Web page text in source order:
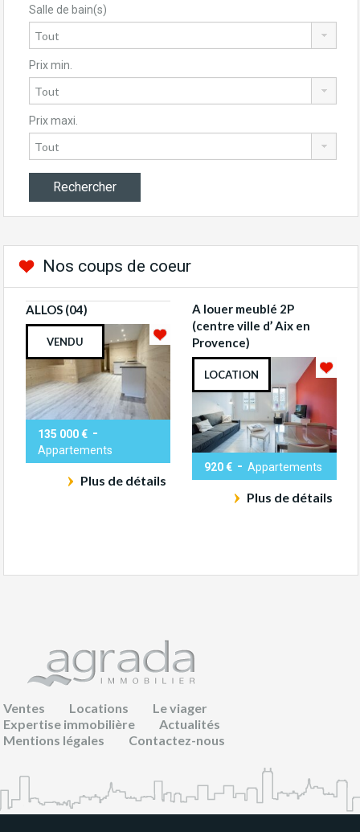
Salle de bain(s)
Prix min.
Prix maxi.
Nos coups de coeur
ALLOS (04)
VENDU
135 000 € -
Appartements
Plus de détails
A louer meublé 2P
(centre ville d’ Aix en
Provence)
LOCATION
920 € - Appartements
Plus de détails
Ventes Locations
Le viager
Expertise immobilière
Actualités
Mentions légales
Contactez-nous